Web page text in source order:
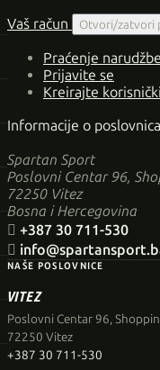
Vaš račun
Otvori/zatvori
Praćenje narudžbe
Prijavite se
Kreirajte
Informacije o
Spartan Sport
Poslovni Centar 96,
72250 Vitez
Bosna i Hercegovina
 +387 30 711-530

NAŠE POSLOVNICE
VITEZ
Poslovni Centar 96,
72250 Vitez
+387 30 711-530